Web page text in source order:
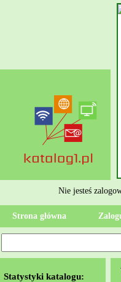
rzetelne układanie płytek
Rzeszów i dbamy o to,
gdy Twoja przestrzeń
przywracając ponownie
Nie jesteś
Strona główna
Statystyki katalogu: